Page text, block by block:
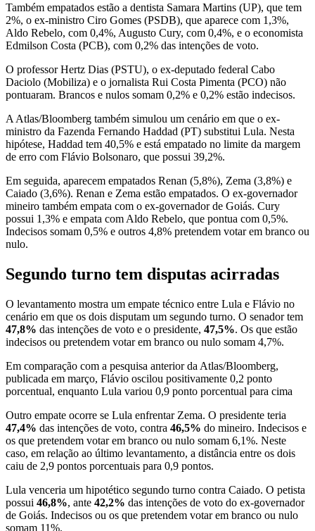
Também empatados estão a dentista Samara Martins (UP), que tem
2%, o ex-ministro Ciro Gomes (PSDB), que aparece com 1,3%,
Aldo Rebelo, com 0,4%, Augusto Cury, com 0,4%, e o economista
Edmilson Costa (PCB), com 0,2% das intenções de voto.
O professor Hertz Dias (PSTU), o ex-deputado federal Cabo
Daciolo (Mobiliza) e o jornalista Rui Costa Pimenta (PCO) não
pontuaram. Brancos e nulos somam 0,2% e 0,2% estão indecisos.
A Atlas/Bloomberg também simulou um cenário em que o ex-
ministro da Fazenda Fernando Haddad (PT) substitui Lula. Nesta
hipótese, Haddad tem 40,5% e está empatado no limite da margem
de erro com Flávio Bolsonaro, que possui 39,2%.
Em seguida, aparecem empatados Renan (5,8%), Zema (3,8%) e
Caiado (3,6%). Renan e Zema estão empatados. O ex-governador
mineiro também empata com o ex-governador de Goiás. Cury
possui 1,3% e empata com Aldo Rebelo, que pontua com 0,5%.
Indecisos somam 0,5% e outros 4,8% pretendem votar em branco ou
nulo.
Segundo turno tem disputas acirradas
O levantamento mostra um empate técnico entre Lula e Flávio no
cenário em que os dois disputam um segundo turno. O senador tem
47,8% das intenções de voto e o presidente, 47,5%. Os que estão
indecisos ou pretendem votar em branco ou nulo somam 4,7%.
Em comparação com a pesquisa anterior da Atlas/Bloomberg,
publicada em março, Flávio oscilou positivamente 0,2 ponto
porcentual, enquanto Lula variou 0,9 ponto porcentual para cima
Outro empate ocorre se Lula enfrentar Zema. O presidente teria
47,4% das intenções de voto, contra 46,5% do mineiro. Indecisos e
os que pretendem votar em branco ou nulo somam 6,1%. Neste
caso, em relação ao último levantamento, a distância entre os dois
caiu de 2,9 pontos porcentuais para 0,9 pontos.
Lula venceria um hipotético segundo turno contra Caiado. O petista
possui 46,8%, ante 42,2% das intenções de voto do ex-governador
de Goiás. Indecisos ou os que pretendem votar em branco ou nulo
somam 11%.